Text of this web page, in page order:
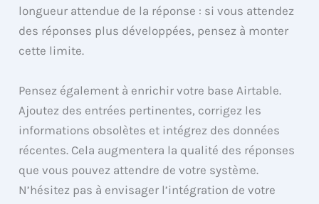
longueur attendue de la réponse : si vous attendez
des réponses plus développées, pensez à monter
cette limite.
Pensez également à enrichir votre base Airtable.
Ajoutez des entrées pertinentes, corrigez les
informations obsolètes et intégrez des données
récentes. Cela augmentera la qualité des réponses
que vous pouvez attendre de votre système.
N’hésitez pas à envisager l’intégration de votre